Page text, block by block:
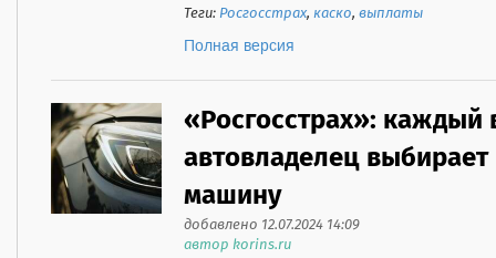
Теги:Росгосстрах,каско,выплаты
Полная версия
«Росгосстрах»: каждый
автовладелец
машину
добавлено 12.07.2024 14:09
автор korins.ru